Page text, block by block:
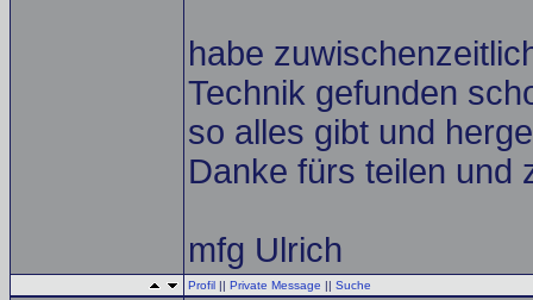
habe
Technik gefunden
so alles gibt und
Danke fürs teilen und
mfg Ulrich
Profil || Private Message || Suche